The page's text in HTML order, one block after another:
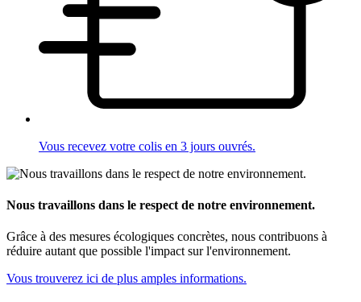
Vous recevez votre colis en 3 jours ouvrés.
Nous travaillons dans le respect de notre environnement.
Grâce à des mesures écologiques concrètes, nous contribuons à
réduire autant que possible l'impact sur l'environnement.
Vous trouverez ici de plus amples informations.